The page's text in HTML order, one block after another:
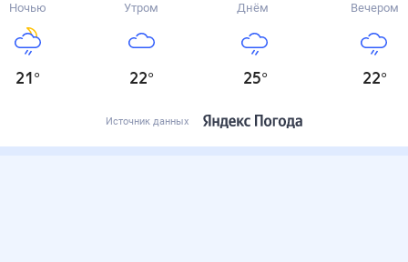
Ночью
21 °
Утром
22°
Днём
25°
Вечером
22°
Источник данных